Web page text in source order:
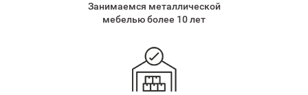
Занимаемся металлической
мебелью более 10 лет